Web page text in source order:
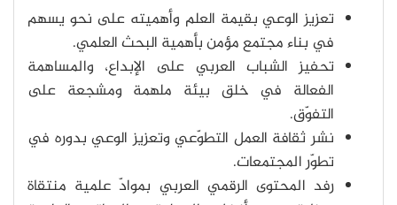
تعزيز الوعي بقيمة العلم وأهميته على نحو يسهم
في بناء مجتمع مؤمن بأهمية البحث العلمي.
تحفيز الشباب العربي على الإبداع، والمساهمة
الفعالة في خلق بيئة ملهمة ومشجعة على
التفوّق.
نشر ثقافة العمل التطوّعي وتعزيز الوعي بدوره في
تطوّر المجتمعات.
رفد المحتوى الرقمي العربي بموادّ علمية منتقاة